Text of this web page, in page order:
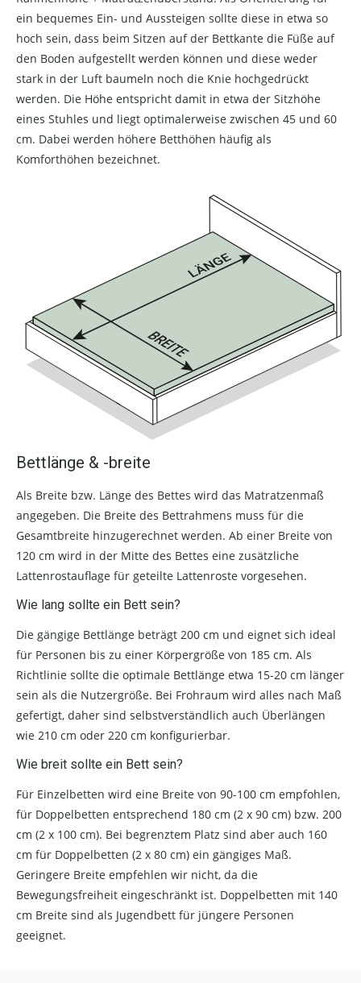
ein bequemes Ein- und Aussteigen sollte diese in etwa so
hoch sein, dass beim Sitzen auf der Bettkante die Füße auf
den Boden aufgestellt werden können und diese weder
stark in der Luft baumeln noch die Knie hochgedrückt
werden. Die Höhe entspricht damit in etwa der Sitzhöhe
eines Stuhles und liegt optimalerweise zwischen 45 und 60
cm. Dabei werden höhere Betthöhen häufig als
Komforthöhen bezeichnet.
Bettlänge & -breite
Als Breite bzw. Länge des Bettes wird das Matratzenmaß
angegeben. Die Breite des Bettrahmens muss für die
Gesamtbreite hinzugerechnet werden. Ab einer Breite von
120 cm wird in der Mitte des Bettes eine zusätzliche
Lattenrostauflage für geteilte Lattenroste vorgesehen.
Wie lang sollte ein Bett sein?
Die gängige Bettlänge beträgt 200 cm und eignet sich ideal
für Personen bis zu einer Körpergröße von 185 cm. Als
Richtlinie sollte die optimale Bettlänge etwa 15-20 cm länger
sein als die Nutzergröße. Bei Frohraum wird alles nach Maß
gefertigt, daher sind selbstverständlich auch Überlängen
wie 210 cm oder 220 cm konfigurierbar.
Wie breit sollte ein Bett sein?
Für Einzelbetten wird eine Breite von 90-100 cm empfohlen,
für Doppelbetten entsprechend 180 cm (2 x 90 cm) bzw. 200
cm (2 x 100 cm). Bei begrenztem Platz sind aber auch 160
cm für Doppelbetten (2 x 80 cm) ein gängiges Maß.
Geringere Breite empfehlen wir nicht, da die
Bewegungsfreiheit eingeschränkt ist. Doppelbetten mit 140
cm Breite sind als Jugendbett für jüngere Personen
geeignet.